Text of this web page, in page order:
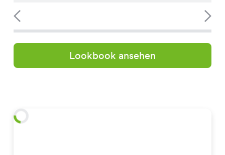
Lookbook ansehen